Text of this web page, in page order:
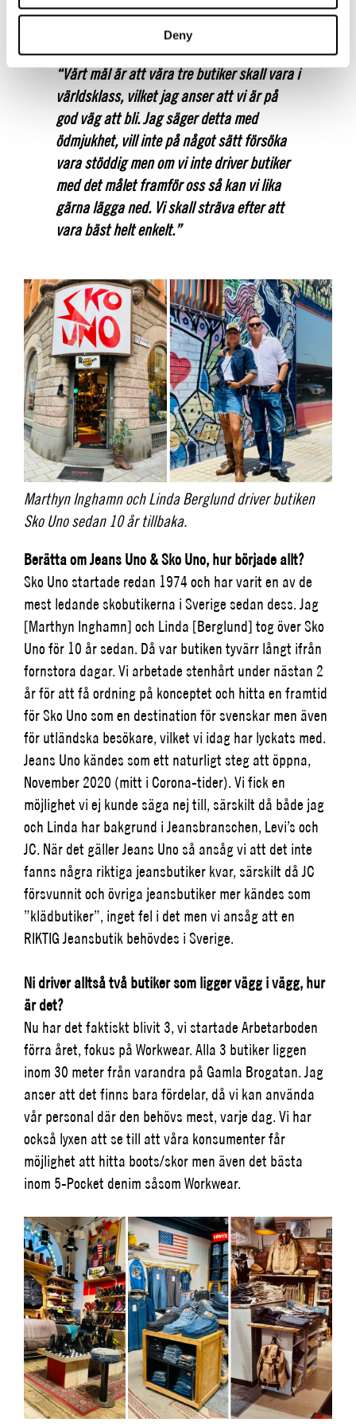
Deny
ett unikt utbud.
“Vårt mål är att våra tre butiker skall vara i
världsklass, vilket jag anser att vi är på
god väg att bli. Jag säger detta med
ödmjukhet, vill inte på något sätt försöka
vara stöddig men om vi inte driver butiker
med det målet framför oss så kan vi lika
gärna lägga ned. Vi skall sträva efter att
vara bäst helt enkelt.”
MarthynInghamn och Linda Berglunddriver butiken
Sko Uno sedan 10 år tillbaka.
Berätta om Jeans Uno & Sko Uno, hur började allt?
Sko Uno startade redan 1974 och har varit en av de
mest ledande skobutikerna i Sverige sedan dess. Jag
[Marthyn Inghamn] och Linda [Berglund] tog över Sko
Uno för 10 år sedan. Då var butiken tyvärr långt ifrån
fornstora dagar. Vi arbetade stenhårt under nästan 2
år för att få ordning på konceptet och hitta en framtid
för Sko Uno som en destination för svenskar men även
för utländska besökare, vilket vi idag har lyckats med.
Jeans Uno kändes som ett naturligt steg att öppna,
November 2020 (mitt i Corona-tider). Vi fick en
möjlighet vi ej kunde säga nej till, särskilt då både jag
och Linda har bakgrund i Jeansbranschen, Levi’s och
JC. När det gäller Jeans Uno så ansåg vi att det inte
fanns några riktiga jeansbutiker kvar, särskilt då JC
försvunnit och övriga jeansbutiker mer kändes som
”klädbutiker”, inget fel i det men vi ansåg att en
RIKTIG Jeansbutik behövdes i Sverige.
Ni driver alltså två butiker som ligger vägg i vägg, hur
är det?
Nu har det faktiskt blivit 3, vi startade Arbetarboden
förra året, fokus på Workwear. Alla 3 butiker liggen
inom 30 meter från varandra på Gamla Brogatan. Jag
anser att det finns bara fördelar, då vi kan använda
vår personal där den behövs mest, varje dag. Vi har
också lyxen att se till att våra konsumenter får
möjlighet att hitta boots/skor men även det bästa
inom 5-Pocket denim såsom Workwear.